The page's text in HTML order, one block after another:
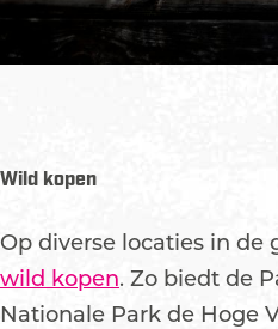
Wild kopen
Op diverse locaties in de
wild kopen. Zo biedt de
Nationale Park de Hoge